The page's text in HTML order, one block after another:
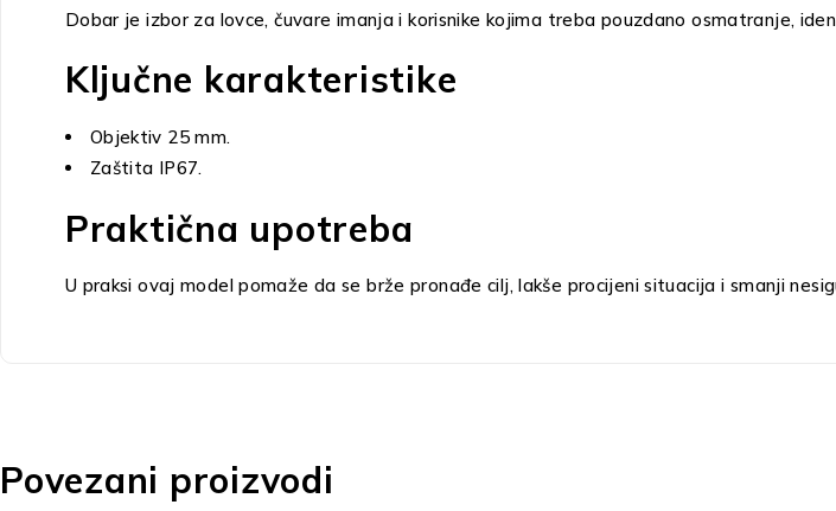
Dobar je izbor za lovce, čuvare imanja i korisnike kojima treba pouzdano osmatranje,
Ključne karakteristike
Objektiv 25 mm.
Zaštita IP67.
Praktična upotreba
U praksi ovaj model pomaže da se brže pronađe cilj, lakše procijeni situacija i smanji
Povezani proizvodi